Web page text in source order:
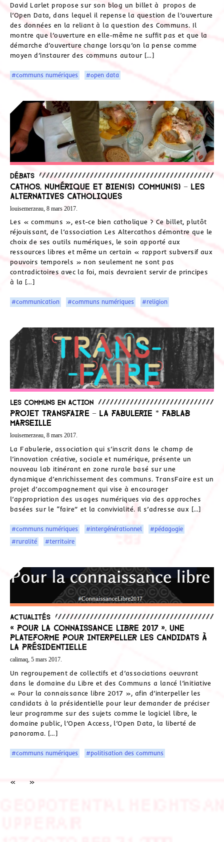
David Larlet propose sur son blog un billet à propos de
l’Open Data, dans lequel il repense la question de l’ouverture
des données en la reliant à la question des Communs. Il
montre que l’ouverture en elle-même ne suffit pas et que la
démarche d’ouverture change lorsqu’on la pense comme
moyen d’instaurer des communs autour […]
#communs numériques #open data
Débats
Cathos, numérique et bien(s) commun(s) – Les
Alternatives Catholiques
louisemerzeau, 8 mars 2017.
Les « communs », est-ce bien catholique ? Ce billet, plutôt
réjouissant, de l’association Les Altercathos démontre que le
choix de ses outils numériques, le soin apporté aux
ressources libres et même un certain « rapport subversif aux
pouvoirs temporels » non seulement ne sont pas
contradictoires avec la foi, mais devraient servir de principes
à la […]
#communication #communs numériques #religion
Les communs en action
PROJET TRANSFAIRE – La Fabulerie * Fablab
Marseille
louisemerzeau, 8 mars 2017.
La Fabulerie, association qui s’inscrit dans le champ de
l’innovation créative, sociale et numérique, présente un
nouveau lab itinérant en zone rurale basé sur une
dynamique d’enrichissement des communs. TransFaire est un
projet d’accompagnement qui vise à encourager
l’appropriation des usages numériques via des approches
basées sur le “faire” et la convivialité. Il s’adresse aux […]
#communs numériques #intergénérationnel
#pédagogie
#ruralité
#territoire
Actualités
« Pour la connaissance libre 2017 », une
plateforme pour interpeller les candidats à
la présidentielle
calimaq, 5 mars 2017.
Un regroupement de collectifs et d’associations oeuvrant
dans le domaine du Libre et des Communs a lancé l’initiative
« Pour la connaissance libre 2017 », afin d’interpeller les
candidats à la présidentielle pour leur demander de préciser
leur programme sur des sujets comme le logiciel libre, le
domaine public, l’Open Access, l’Open Data, la liberté de
panorama. […]
#communs numériques #politisation des communs
« »